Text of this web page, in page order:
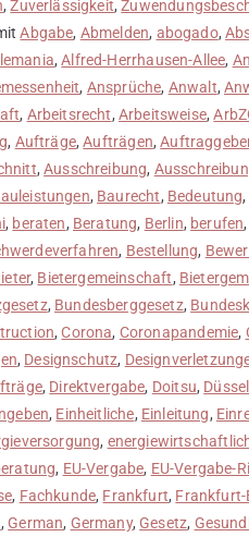
,Zuverlässigkeit,
Abgabe, Abmelden, abogado,
,Alfred-Herrhausen-Allee,
, Ansprüche, Anwalt,
, Arbeitsrecht, Arbeitsweise,
, Aufträge,Aufträgen,
,Ausschreibung,
, Baurecht, Bedeutung,
, beraten, Beratung, Berlin, berufen,
, Bestellung,
, Bietergemeinschaft,
, Bundesberggesetz,
,Corona, Coronapandemie,
, Designschutz,
, Direktvergabe, Doitsu,
, Einheitliche, Einleitung,
,
, EU-Vergabe, EU-Vergabe-
, Fachkunde, Frankfurt, Frankfurt-
, German, Germany, Gesetz,